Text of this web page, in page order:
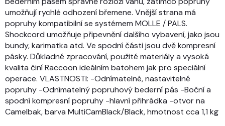
umožňují rychlé odhození břemene. Vnější strana má
popruhy kompatibilní se systémem MOLLE / PALS.
Shockcord umožňuje připevnění dalšího vybavení, jako jsou
bundy, karimatka atd. Ve spodní části jsou dvě kompresní
pásky. Důkladné zpracování, použité materiály a vysoká
kvalita činí Raccoon ideálním batohem jak pro speciální
operace. VLASTNOSTI: -Odnímatelné, nastavitelné
popruhy -Odnímatelný popruhový bederní pás -Boční a
spodní kompresní popruhy -hlavní přihrádka -otvor na
Camelbak, barva MultiCamBlack/Black, hmotnost cca 1,1 kg